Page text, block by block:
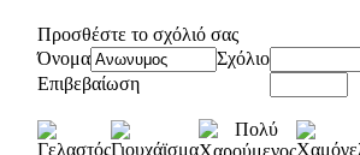
Προσθέστε το σχόλιό σας
Όνομα
Σχόλιο
Επιβεβαίωση